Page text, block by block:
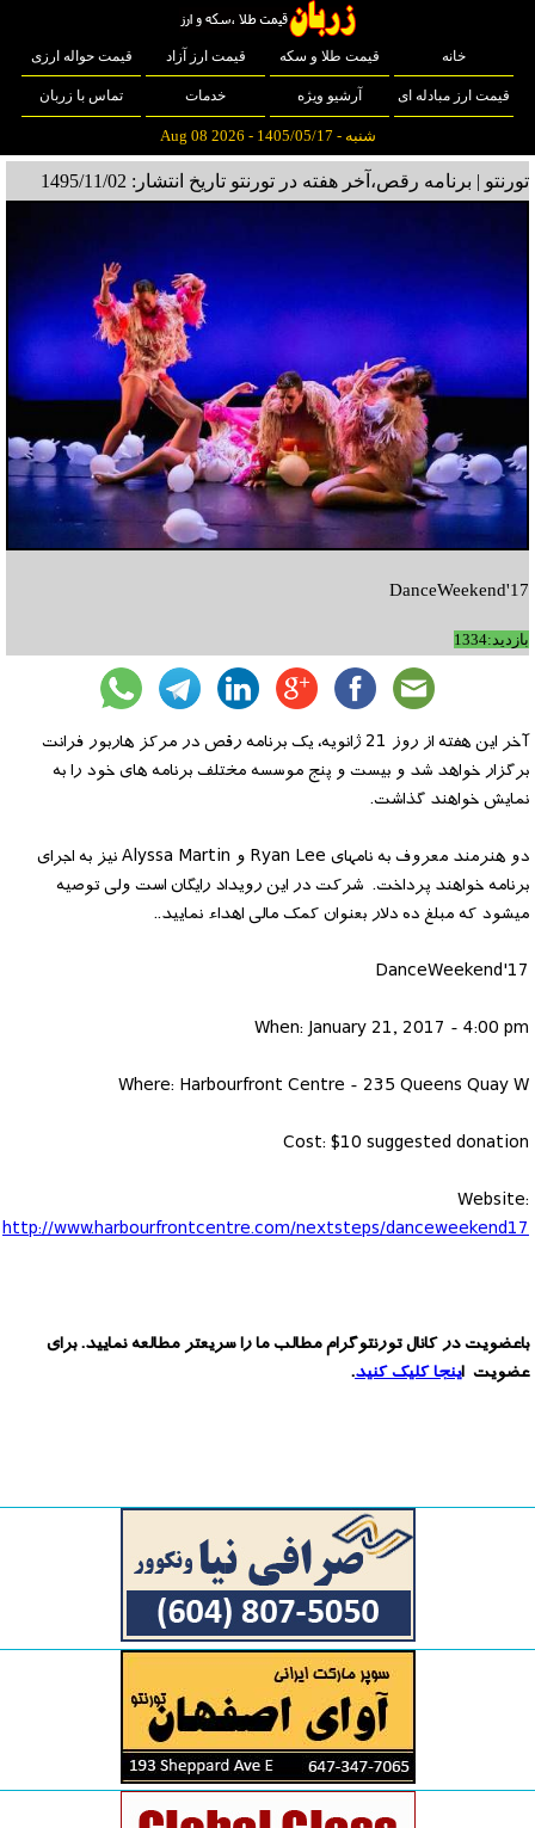
خانه قیمت طلا و سکه قیمت ارز آزاد قیمت حواله ارزی
قیمت ارز مبادله ای آرشیو ویژه خدمات تماس با زربان
شنبه - 1405/05/17 - Aug 08 2026
تورنتو | برنامه رقص،آخر هفته در تورنتو تاریخ انتشار: 1495/11/02
DanceWeekend'17
بازدید:1334
آخر این هفته از روز 21 ژانویه، یک برنامه رقص در مرکز هاربور فرانت
برگزار خواهد شد و بیست و پنج موسسه مختلف برنامه های خود را به
نمایش خواهند گذاشت.
دو هنرمند معروف به نامهای Ryan Lee و Alyssa Martin نیز به اجرای
برنامه خواهند پرداخت. شرکت در این رویداد رایگان است ولی توصیه
میشود که مبلغ ده دلار بعنوان کمک مالی اهداء نمایید..
DanceWeekend'17
When: January 21, 2017 - 4:00 pm
Where: Harbourfront Centre - 235 Queens Quay W
Cost: $10 suggested donation
Website:
http://www.harbourfrontcentre.com/nextsteps/danceweekend17
باعضویت در کانال تورنتوگرام مطالب ما را سریعتر مطالعه نمایید. برای
عضویت اینجا کلیک کنید.